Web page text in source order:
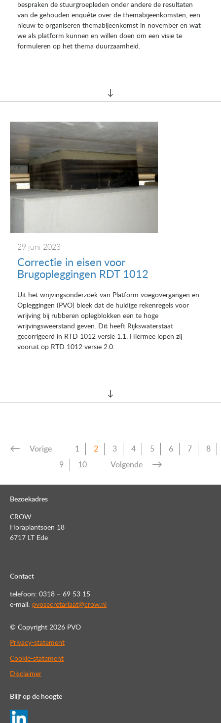
bespraken de stuurgroepleden onder andere de resultaten
van de gehouden enquête over de themabijeenkomsten, een
nieuw te organiseren themabijeenkomst in november en wat
we als platform kunnen en willen doen om een visie te
formuleren op het thema duurzaamheid.
29 juni 2023
Correctie in eisen voor
Brugopleggingen RDT 1012
Uit het wrijvingsonderzoek van Platform voegovergangen en
Opleggingen (PVO) bleek dat de huidige rekenregels voor
wrijving bij rubberen oplegblokken een te hoge
wrijvingsweerstand geven. Dit heeft Rijkswaterstaat
gecorrigeerd in RTD 1012 versie 1.1. Hiermee lopen zij
vooruit op RTD 1012 versie 2.0.
Vorige 1 2 3 4 5 6 7
8
9
10 Volgende
Bezoekadres
CROW
Horaplantsoen 18
6717 LT Ede
Contact
telefoon: 0318 – 69 53 15
e-mail: pvosecretariaat@crow.nl
© Copyright 2026 PVO
Privacy-statement
Cookie-statement
Disclaimer
Blijf op de hoogte